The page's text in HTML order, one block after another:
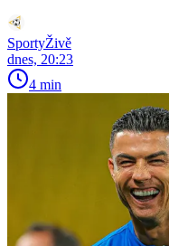
SportyŽivě
dnes, 20:23
4 min